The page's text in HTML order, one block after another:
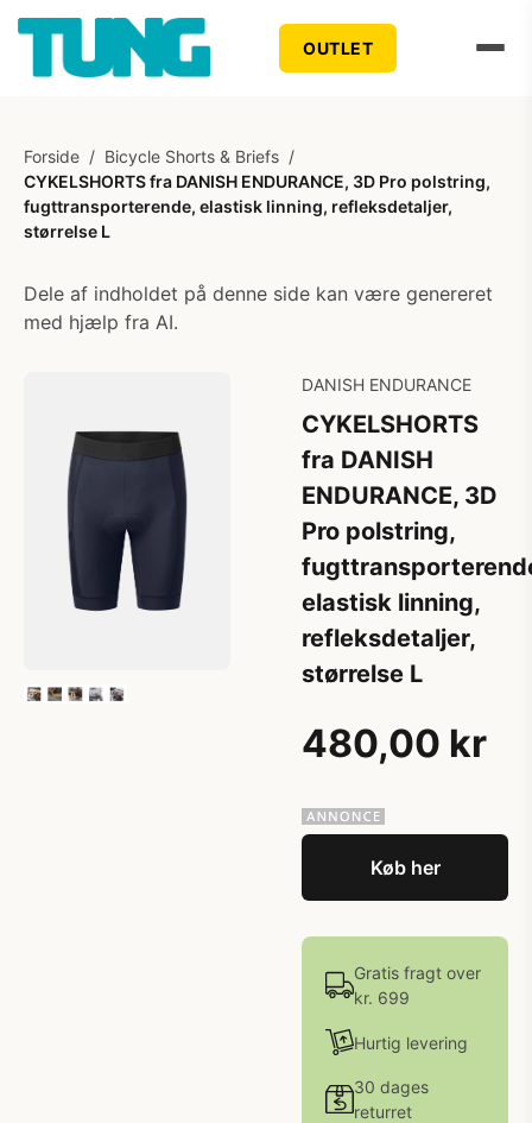
OUTLET
Forside / Bicycle Shorts & Briefs /
CYKELSHORTS fra DANISH ENDURANCE, 3D Pro polstring,
fugttransporterende, elastisk linning, refleksdetaljer,
størrelse L
Dele af indholdet på denne side kan være genereret
med hjælp fra AI.
DANISH ENDURANCE
CYKELSHORTS
fra DANISH
ENDURANCE, 3D
Pro polstring,
elastisk linning,
refleksdetaljer,
størrelse L
480,00 kr
Køb her
Gratis fragt over
kr. 699
Hurtig levering
30 dages
returret